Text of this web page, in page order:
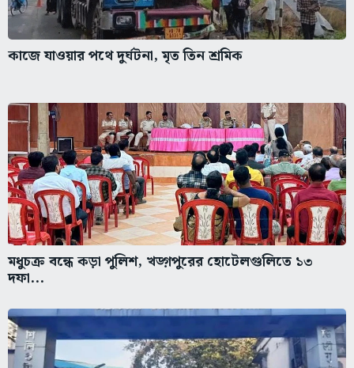
কাজে যাওয়ার পথে দুর্ঘটনা, মৃত তিন শ্রমিক
মধুচক্র বন্ধে কড়া পুলিশ, খড়্গপুরের হোটেলগুলিতে ১৩
দফা...